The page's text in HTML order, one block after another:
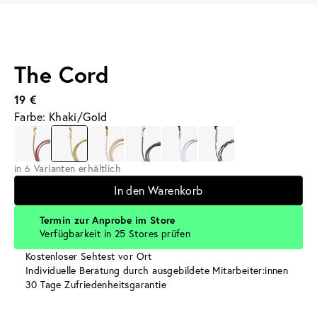
The Cord
19 €
Farbe: Khaki/Gold
in 6 Varianten erhältlich
In den Warenkorb
Termin zur Anprobe im Store
Verfügbarkeit in 25 Stores prüfen
Kostenloser Sehtest vor Ort
Individuelle Beratung durch ausgebildete Mitarbeiter:innen
30 Tage Zufriedenheitsgarantie